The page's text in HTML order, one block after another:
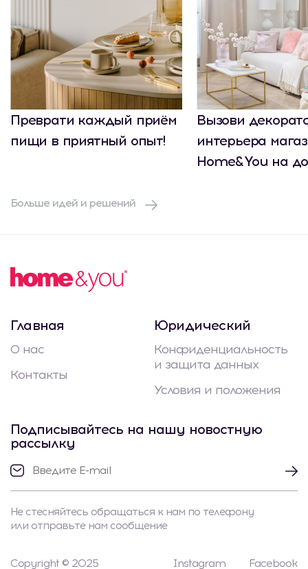
Преврати каждый приём
пищи в приятный опыт!
Вызови
интерьера
Home&You на
Больше идей и решений
Главная
О нас
Контакты
Юридический
Конфиденциальность
и защита данных
Условия и положения
Подписывайтесь на нашу новостную
рассылку
Не стесняйтесь обращаться к нам по телефону
или отправьте нам сообщение
Copyright © 2025 Instagram Facebook